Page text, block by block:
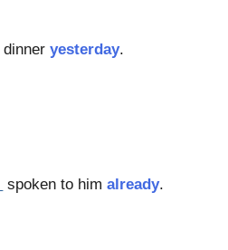
dinner yesterday.
spoken to him already.